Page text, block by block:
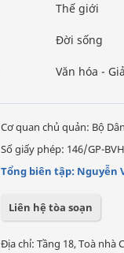
Thế giới
Đời sống
Văn hóa -
Cơ quan chủ quản: Bộ
Số giấy phép: 146/GP-
Tổng biên tập: Nguyễn
Liên hệ tòa soạn
Địa chỉ: Tầng 18, Toà nhà